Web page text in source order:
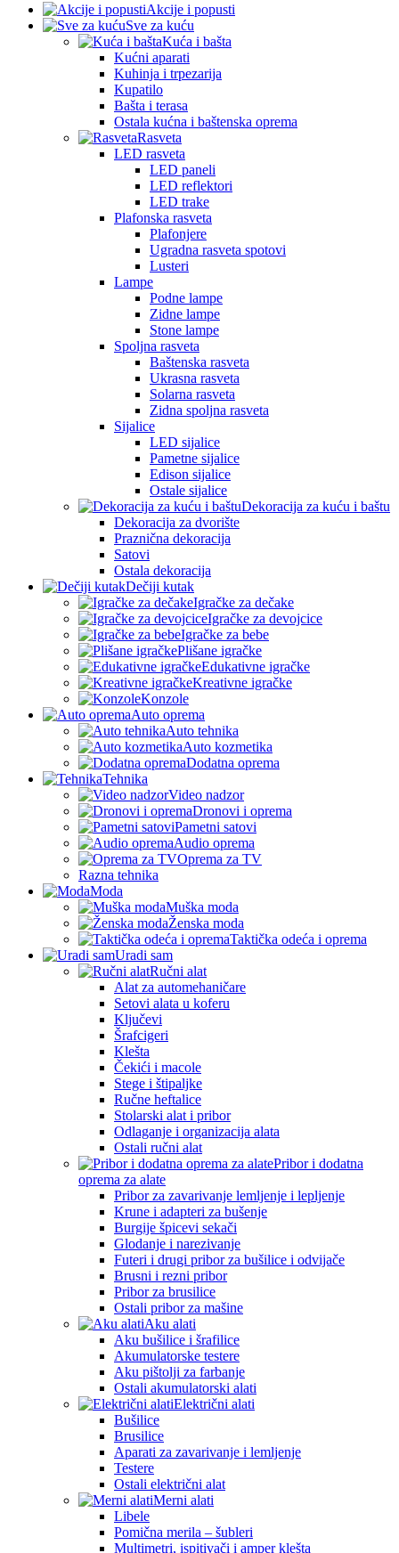
Akcije i popusti
Sve za kuću
Kuća i bašta
Kućni aparati
Kuhinja i trpezarija
Kupatilo
Bašta i terasa
Ostala kućna i baštenska oprema
Rasveta
LED rasveta
LED paneli
LED reflektori
LED trake
Plafonska rasveta
Plafonjere
Ugradna rasveta spotovi
Lusteri
Lampe
Podne lampe
Zidne lampe
Stone lampe
Spoljna rasveta
Baštenska rasveta
Ukrasna rasveta
Solarna rasveta
Zidna spoljna rasveta
Sijalice
LED sijalice
Pametne sijalice
Edison sijalice
Ostale sijalice
Dekoracija za kuću i baštu
Dekoracija za dvorište
Praznična dekoracija
Satovi
Ostala dekoracija
Dečiji kutak
Igračke za dečake
Igračke za devojcice
Igračke za bebe
Plišane igračke
Edukativne igračke
Kreativne igračke
Konzole
Auto oprema
Auto tehnika
Auto kozmetika
Dodatna oprema
Tehnika
Video nadzor
Dronovi i oprema
Pametni satovi
Audio oprema
Oprema za TV
Razna tehnika
Moda
Muška moda
Ženska moda
Taktička odeća i oprema
Uradi sam
Ručni alat
Alat za automehaničare
Setovi alata u koferu
Ključevi
Šrafcigeri
Klešta
Čekići i macole
Stege i štipaljke
Ručne heftalice
Stolarski alat i pribor
Odlaganje i organizacija alata
Ostali ručni alat
Pribor i dodatna
oprema za alate
Pribor za zavarivanje lemljenje i lepljenje
Krune i adapteri za bušenje
Burgije špicevi sekači
Glodanje i narezivanje
Futeri i drugi pribor za bušilice i odvijače
Brusni i rezni pribor
Pribor za brusilice
Ostali pribor za mašine
Aku alati
Aku bušilice i šrafilice
Akumulatorske testere
Aku pištolji za farbanje
Ostali akumulatorski alati
Električni alati
Bušilice
Brusilice
Aparati za zavarivanje i lemljenje
Testere
Ostali električni alat
Merni alati
Libele
Pomična merila – šubleri
Multimetri, ispitivači i amper klešta